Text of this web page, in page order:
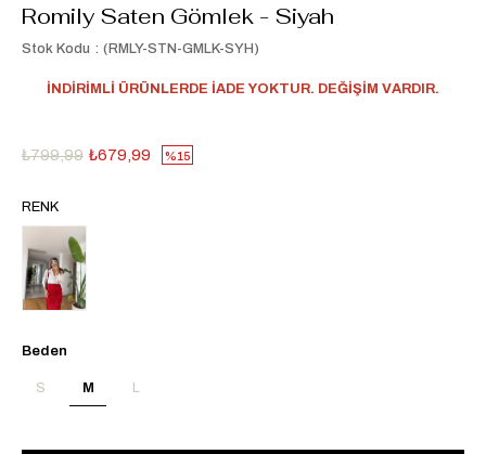
Romily Saten Gömlek - Siyah
Stok Kodu (RMLY-STN-GMLK-SYH)
İNDİRİMLİ ÜRÜNLERDE İADE YOKTUR. DEĞİŞİM VARDIR.
₺799,99 ₺679,99 15
RENK
Beden
S M L